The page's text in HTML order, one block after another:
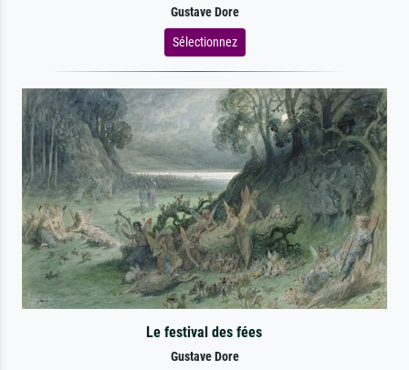
Gustave Dore
Sélectionnez
Le festival des fées
Gustave Dore